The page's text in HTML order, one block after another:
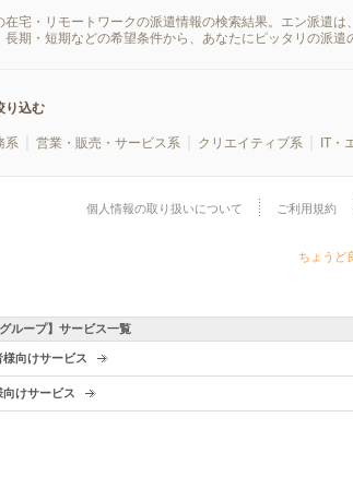
在宅・リモートワークの派遣情報の検索結果。エン派遣
期・短期などの希望条件から、あなたにピッタリの派遣
り込む
系 営業・販売・サービス系 クリエイティブ系 IT・
個人情報の取り扱いについて ご利用規約
ちょうど
グループ】サービス一覧
様向けサービス
向けサービス